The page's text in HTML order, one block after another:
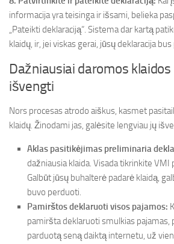
informacija yra teisinga ir išsami, belieka
„Pateikti deklaraciją“. Sistema dar kartą
klaidų, ir, jei viskas gerai, jūsų deklaracija
Dažniausiai daromos
išvengti
Nors procesas atrodo aiškus, kasmet
klaidų. Žinodami jas, galėsite lengviau jų
Aklas pasitikėjimas preliminaria
dažniausia klaida. Visada tikrinkite
Galbūt jūsų buhalterė padarė klaidą,
buvo perduoti.
Pamirštos deklaruoti visos pajamos:
pamiršta deklaruoti smulkias pajamas,
parduotą seną daiktą internetu, už